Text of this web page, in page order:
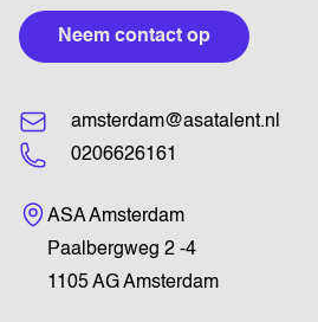
Neem contact op
amsterdam@asatalent.nl
0206626161
Bezoekadres
ASA Amsterdam
Paalbergweg 2 -4
1105 AG Amsterdam